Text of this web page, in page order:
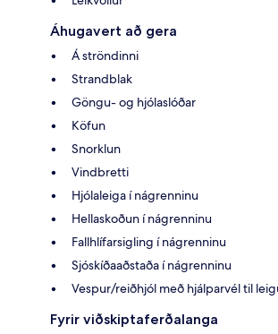
Áhugavert að gera
Á ströndinni
Strandblak
Göngu- og hjólaslóðar
Köfun
Snorklun
Vindbretti
Hjólaleiga í nágrenninu
Hellaskoðun í nágrenninu
Fallhlífarsigling í nágrenninu
Sjóskíðaaðstaða í nágrenninu
Vespur/reiðhjól með hjálparvél til
Fyrir viðskiptaferðalanga